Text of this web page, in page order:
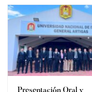
Presentación Oral y